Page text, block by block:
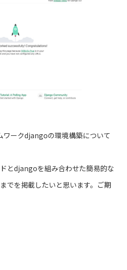
ークdjangoの環境構築について
とdjangoを組み合わせた簡易的な
でを掲載したいと思います。ご期